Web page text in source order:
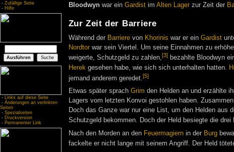
- Zufällige Seite
- Hilfe
- Links auf diese Seite
- Änderungen an verlinkten
Seiten
- Spezialseiten
- Druckversion
- Permanenter Link
Bloodwynwar ein Gardistim Alten Lagerzur Zeit der
Zur Zeit der Barriere
Während der Barrierevon Khorinis war er ein Gardist
Nordtorwar sein Viertel. Um seine Einnahmen zu
weigerte, Schutzgeld zu zahlen,[3]bezahlte Bloodwyn
Herekgesehen habe, wie sich sich unterhalten hatten.
jemand anderem geredet. [5]
Etwas später sprach Grim den Helden an und erzählte
Lagers vom letzten Konvoi gestohlen haben.
Doch das Ganze war nur eine List, um den Helden aus
Schutzgeld bekommen. Doch der Held besiegte die
Nach den Morden an den Feuermagiernin der Burg
fackelte er nicht lange mit seinem Angriff. Der Held